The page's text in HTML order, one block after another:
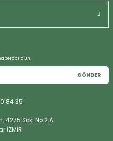
olun.
GÖNDER
84 35
4275 Sok. No:2 A
İZMİR